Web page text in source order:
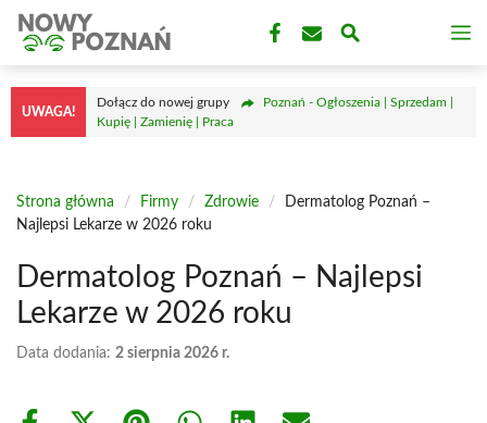
Przejdź
treści
UWAGA!
Dołącz do nowej grupy
Poznań - Ogłoszenia | Sprzedam |
Kupię | Zamienię | Praca
Strona główna / Firmy / Zdrowie /
Dermatolog Poznań –
Najlepsi Lekarze w 2026 roku
Dermatolog Poznań – Najlepsi
Lekarze w 2026 roku
Data dodania: 2 sierpnia 2026 r.